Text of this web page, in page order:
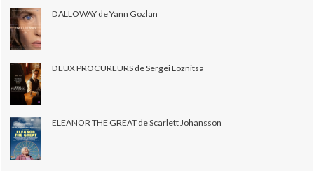
DALLOWAY de Yann Gozlan
DEUX PROCUREURS de Sergei Loznitsa
ELEANOR THE GREAT de Scarlett Johansson